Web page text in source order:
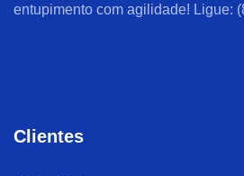
entupimento com agilidade! Ligue:
Clientes